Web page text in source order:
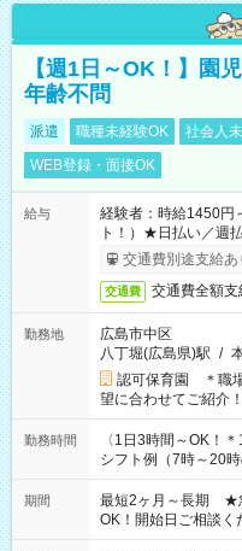
【週1日～OK！】園
年齢不問
派遣 職種未経験OK 社会人
WEB登録・面接OK
給与
経験者：時給1450
ト！）★日払い／週
始時は手続き完了次
る方は100円アップ！
交通費別途支給あ
交通費 交通費全額
勤務地
広島市中区
八丁堀(広島県)駅 /
認可保育園 ＊職
望に合わせてご紹介！
勤務時間
〈1日3時間～OK！＊
シフト例（7時～20
の準備 ・10時～13
時：帰りの会まで！
迎えサポート
期間
最短2ヶ月～長期 ★
OK！開始日ご相談く